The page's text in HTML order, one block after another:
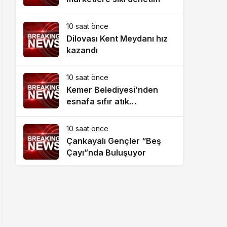
10 saat önce
Dilovası Kent Meydanı hız
kazandı
10 saat önce
Kemer Belediyesi’nden
esnafa sıfır atık
10 saat önce
Çankayalı Gençler “Beş
Çayı”nda Buluşuyor